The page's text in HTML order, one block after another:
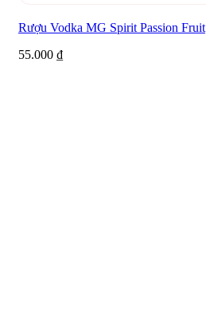
Rượu Vodka MG Spirit Passion Fruit
55.000 ₫